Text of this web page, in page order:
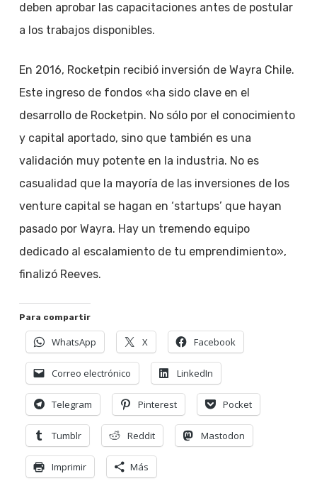
deben aprobar las capacitaciones antes de postular
a los trabajos disponibles.
En 2016, Rocketpin recibió inversión de Wayra Chile.
Este ingreso de fondos «ha sido clave en el
desarrollo de Rocketpin. No sólo por el conocimiento
y capital aportado, sino que también es una
validación muy potente en la industria. No es
casualidad que la mayoría de las inversiones de los
venture capital se hagan en ‘startups’ que hayan
pasado por Wayra. Hay un tremendo equipo
dedicado al escalamiento de tu emprendimiento»,
finalizó Reeves.
Para compartir
WhatsApp X Facebook
Correo electrónico LinkedIn
Telegram Pinterest Pocket
Tumblr Reddit Mastodon
Imprimir Más